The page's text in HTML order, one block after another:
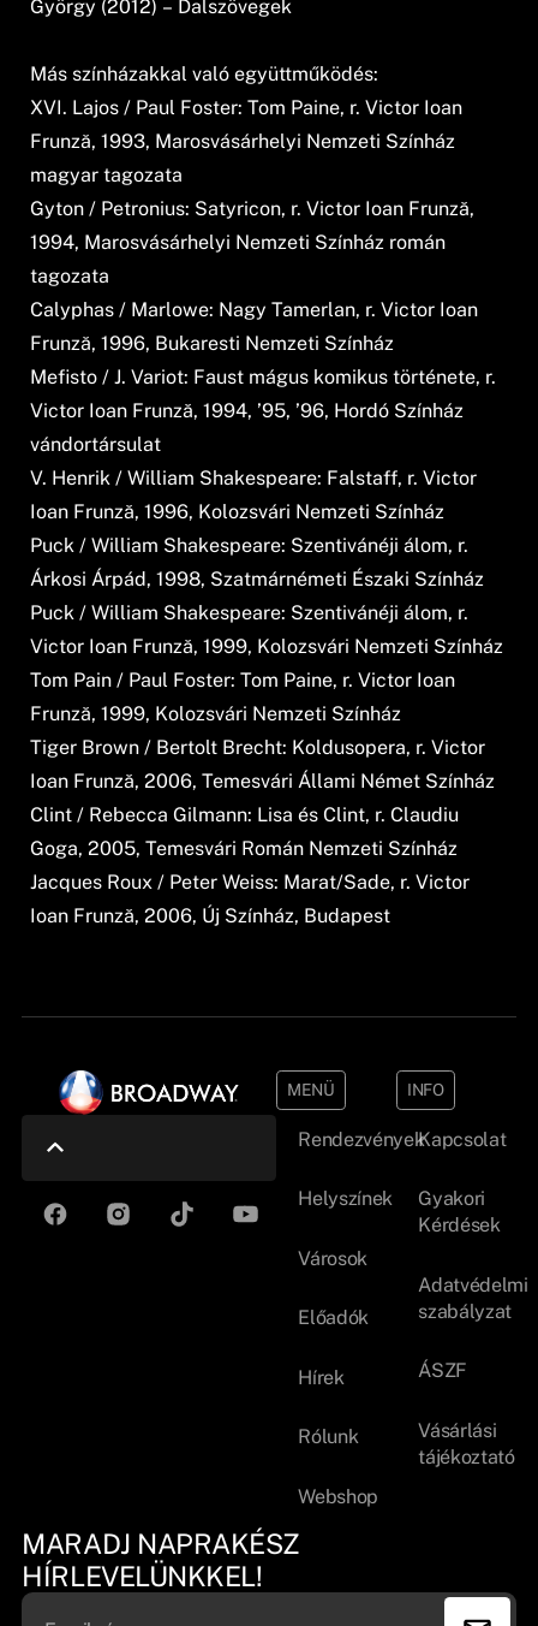
György (2012) – Dalszövegek
Más színházakkal való együttműködés:
XVI. Lajos / Paul Foster: Tom Paine, r. Victor Ioan
Frunză, 1993, Marosvásárhelyi Nemzeti Színház
magyar tagozata
Gyton / Petronius: Satyricon, r. Victor Ioan Frunză,
1994, Marosvásárhelyi Nemzeti Színház román
tagozata
Calyphas / Marlowe: Nagy Tamerlan, r. Victor Ioan
Frunză, 1996, Bukaresti Nemzeti Színház
Mefisto / J. Variot: Faust mágus komikus története, r.
Victor Ioan Frunză, 1994, ’95, ’96, Hordó Színház
vándortársulat
V. Henrik / William Shakespeare: Falstaff, r. Victor
Ioan Frunză, 1996, Kolozsvári Nemzeti Színház
Puck / William Shakespeare: Szentivánéji álom, r.
Árkosi Árpád, 1998, Szatmárnémeti Északi Színház
Puck / William Shakespeare: Szentivánéji álom, r.
Victor Ioan Frunză, 1999, Kolozsvári Nemzeti Színház
Tom Pain / Paul Foster: Tom Paine, r. Victor Ioan
Frunză, 1999, Kolozsvári Nemzeti Színház
Tiger Brown / Bertolt Brecht: Koldusopera, r. Victor
Ioan Frunză, 2006, Temesvári Állami Német Színház
Clint / Rebecca Gilmann: Lisa és Clint, r. Claudiu
Goga, 2005, Temesvári Román Nemzeti Színház
Jacques Roux / Peter Weiss: Marat/Sade, r. Victor
Ioan Frunză, 2006, Új Színház, Budapest
MENÜ
Rendezvények
Helyszínek
Városok
Előadók
Hírek
Rólunk
Webshop
INFO
Kapcsolat
Gyakori
Kérdések
Adatvédelmi
szabályzat
ÁSZF
Vásárlási
tájékoztató
MARADJ NAPRAKÉSZ
HÍRLEVELÜNKKEL!